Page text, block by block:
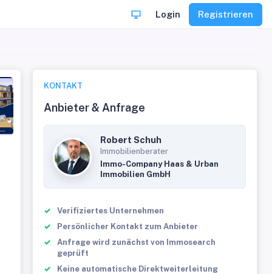
Login Registrieren
KONTAKT
Anbieter & Anfrage
Robert Schuh
Immobilienberater
Immo-Company Haas & Urban
Immobilien GmbH
Verifiziertes Unternehmen
Persönlicher Kontakt zum Anbieter
Anfrage wird zunächst von Immosearch
geprüft
Keine automatische Direktweiterleitung